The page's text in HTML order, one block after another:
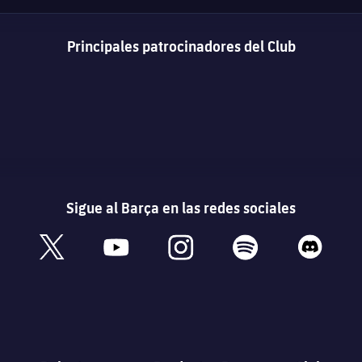
Principales patrocinadores del Club
Sigue al Barça en las redes sociales
x youtube instagram spotify discord